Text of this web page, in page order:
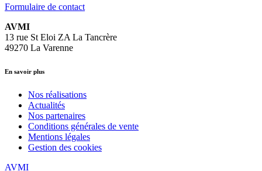
Formulaire de contact
AVMI
13 rue St Eloi ZA La Tancrère
49270 La Varenne
En savoir plus
Nos réalisations
Actualités
Nos partenaires
Conditions générales de vente
Mentions légales
Gestion des cookies
AVMI